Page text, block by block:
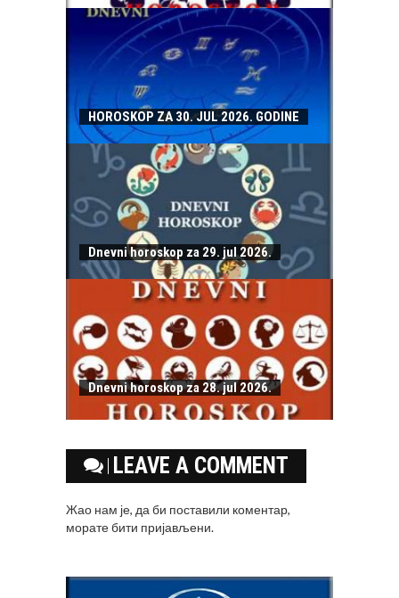
HOROSKOP ZA 30. JUL 2026. GODINE
Dnevni horoskop za 29. jul 2026.
Dnevni horoskop za 28. jul 2026.
LEAVE A COMMENT
Жао нам је, да би поставили коментар,
моратебити пријављени.